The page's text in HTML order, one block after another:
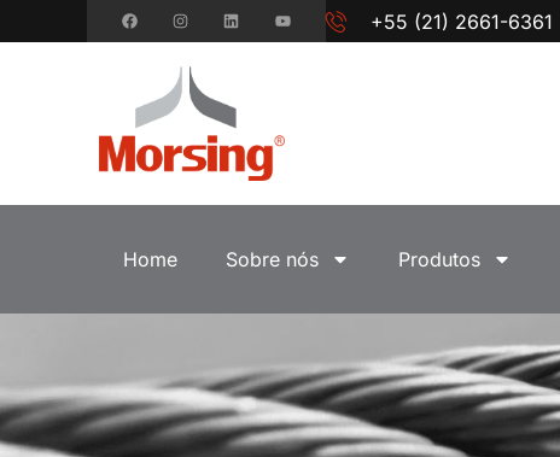
+55 (21) 2661-6361
Home Sobre nós Produtos